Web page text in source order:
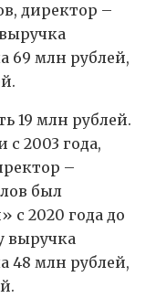
директор –
69 млн рублей,
19 млн рублей.
с 2003 года,
–
был
2020 года до
выручка
48 млн рублей,